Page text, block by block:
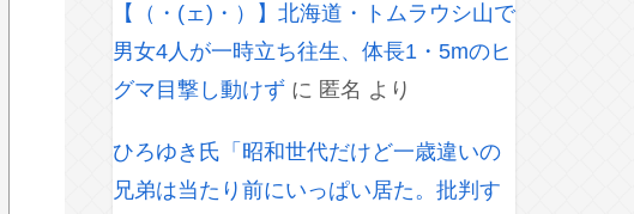
【（・(ェ)・）】北海道・トムラウシ山で
男女4人が一時立ち往生、体長1・5mのヒ
グマ目撃し動けず に 匿名 より
ひろゆき氏「昭和世代だけど一歳違いの
兄弟は当たり前にいっぱい居た。批判す